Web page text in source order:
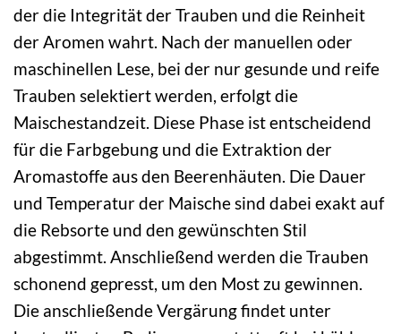
der die Integrität der Trauben und die Reinheit
der Aromen wahrt. Nach der manuellen oder
maschinellen Lese, bei der nur gesunde und reife
Trauben selektiert werden, erfolgt die
Maischestandzeit. Diese Phase ist entscheidend
für die Farbgebung und die Extraktion der
Aromastoffe aus den Beerenhäuten. Die Dauer
und Temperatur der Maische sind dabei exakt auf
die Rebsorte und den gewünschten Stil
abgestimmt. Anschließend werden die Trauben
schonend gepresst, um den Most zu gewinnen.
Die anschließende Vergärung findet unter